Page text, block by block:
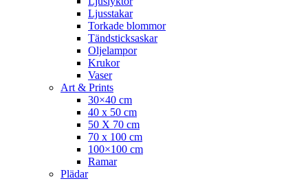
Ljusstakar
Torkade blommor
Tändsticksaskar
Oljelampor
Krukor
Vaser
Art & Prints
30×40 cm
40 x 50 cm
50 X 70 cm
70 x 100 cm
100×100 cm
Ramar
Plädar